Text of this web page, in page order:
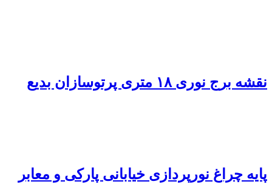
برج نوری ۱۸ متری پرتوسازان بدیع
چراغ نورپردازی خیابانی پارکی و معابر